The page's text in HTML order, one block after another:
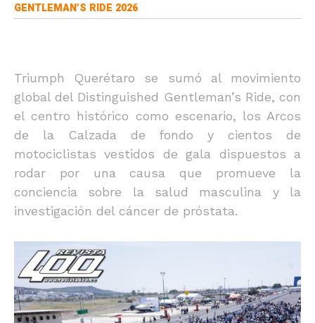
GENTLEMAN’S RIDE 2026
Triumph Querétaro se sumó al movimiento
global del Distinguished Gentleman’s Ride, con
el centro histórico como escenario, los Arcos
de la Calzada de fondo y cientos de
motociclistas vestidos de gala dispuestos a
rodar por una causa que promueve la
conciencia sobre la salud masculina y la
investigación del cáncer de próstata.